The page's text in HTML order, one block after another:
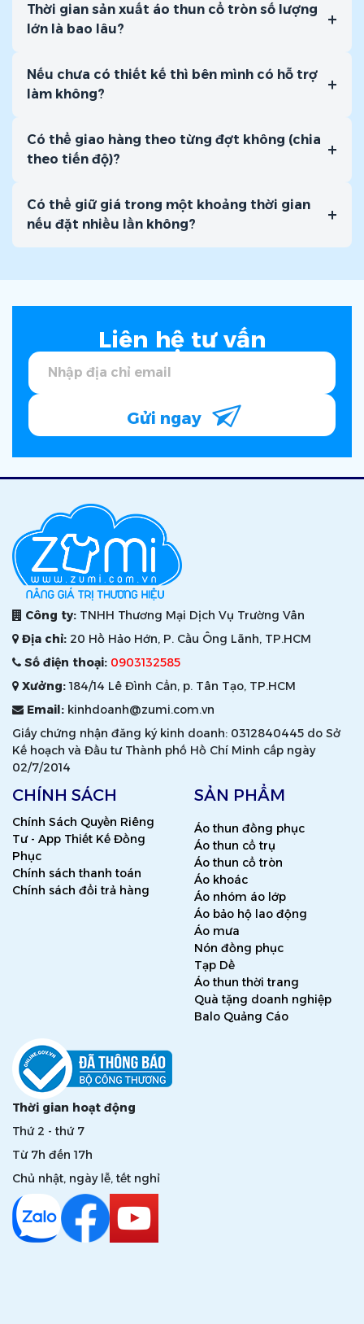
Thời gian sản xuất áo thun cổ tròn số lượng
lớn là bao lâu?
+
Nếu chưa có thiết kế thì bên mình có hỗ trợ
làm không?
+
Có thể giao hàng theo từng đợt không (chia
theo tiến độ)?
+
Có thể giữ giá trong một khoảng thời gian
nếu đặt nhiều lần không?
+
Liên hệ tư vấn
Gửi ngay
Công ty: TNHH Thương Mại Dịch Vụ Trường Vân
Địa chỉ: 20 Hồ Hảo Hớn, P. Cầu Ông Lãnh, TP.HCM
Số điện thoại: 0903132585
Xưởng:184/14 Lê Đình Cẩn, p. Tân Tạo, TP.HCM
Email: kinhdoanh@zumi.com.vn
Giấy chứng nhận đăng ký kinh doanh: 0312840445 do Sở
Kế hoạch và Đầu tư Thành phố Hồ Chí Minh cấp ngày
02/7/2014
CHÍNH SÁCH
Chính Sách Quyền Riêng
Tư - App Thiết Kế Đồng
Phục
Chính sách thanh toán
Chính sách đổi trả hàng
SẢN PHẨM
Áo thun đồng phục
Áo thun cổ trụ
Áo thun cổ tròn
Áo khoác
Áo nhóm áo lớp
Áo bảo hộ lao động
Áo mưa
Nón đồng phục
Tạp Dề
Áo thun thời trang
Quà tặng doanh nghiệp
Balo Quảng Cáo
Thời gian hoạt động
Thứ 2 - thứ 7
Từ 7h đến 17h
Chủ nhật, ngày lễ, tết nghỉ